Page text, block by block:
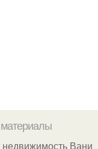
недвижимость Вани